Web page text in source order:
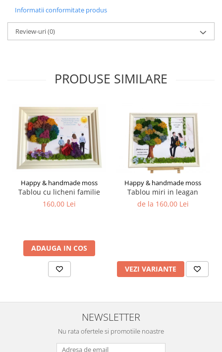
Informatii conformitate produs
Review-uri(0)
PRODUSE SIMILARE
Happy & handmade moss
Tablou cu licheni familie
160,00 Lei
ADAUGA IN COS
Happy & handmade moss
Tablou miri in leagan
de la 160,00 Lei
VEZI VARIANTE
NEWSLETTER
Nu rata ofertele si promotiile noastre